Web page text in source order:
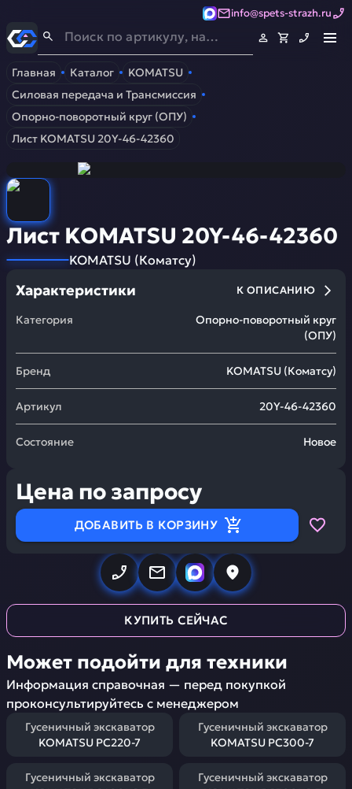
info@spets-strazh.ru
Спец-Страж- Запчасти для спецтехники
Главная Каталог
KOMATSU
Силовая передача и Трансмиссия
Опорно-поворотный круг (ОПУ)
Лист KOMATSU 20Y-46-42360
Лист KOMATSU 20Y-46-42360
KOMATSU (Коматсу)
Характеристики К ОПИСАНИЮ
Категория
Опорно-поворотный круг
(ОПУ)
Бренд KOMATSU (Коматсу)
Артикул 20Y-46-42360
Состояние Новое
Цена по запросу
ДОБАВИТЬ В КОРЗИНУ
КУПИТЬ СЕЙЧАС
Может подойти для техники
Информация справочная — перед покупкой
проконсультируйтесь с менеджером
Гусеничный экскаватор
KOMATSU PC220-7
Гусеничный экскаватор
KOMATSU PC300-7
Гусеничный экскаватор
Гусеничный экскаватор